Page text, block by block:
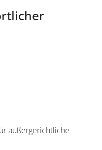
außergerichtliche